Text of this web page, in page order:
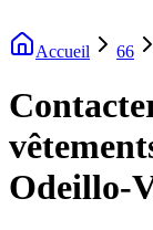
Accueil 66
Odeillo-